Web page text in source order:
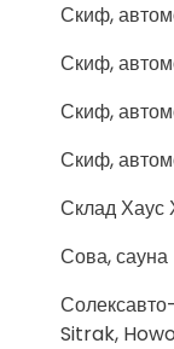
Скиф,
Скиф,
Скиф,
Скиф,
Склад Хаус
Сова, сауна
Sitrak,